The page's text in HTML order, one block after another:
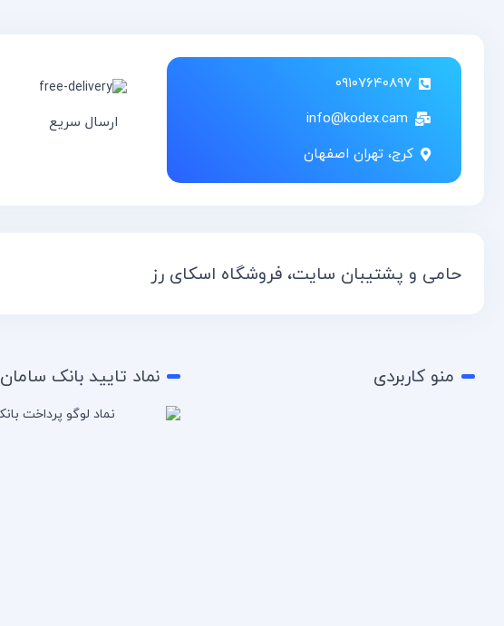
۰۹۱۰۷۶۴۰۸۹۷
info@kodex.cam
کرج، تهران اصفهان
ارسال سریع
حامی و پشتیبان سایت، فروشگاه اسکای رز
منو کاربردی نماد تایید بانک سامان